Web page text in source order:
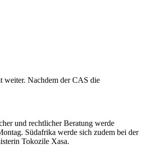
weiter. Nachdem der CAS die
und rechtlicher Beratung werde
Südafrika werde sich zudem bei der
Tokozile Xasa.